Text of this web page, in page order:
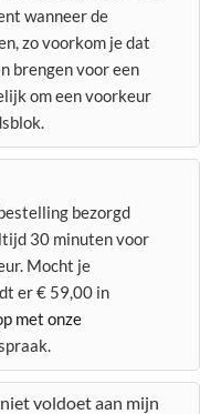
wanneer de
zo voorkom je dat
brengen voor een
om een voorkeur
bezorgd
30 minuten voor
Mocht je
er € 59,00 in
met onze
voldoet aan mijn